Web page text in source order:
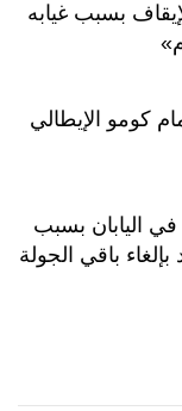
بسبب غيابه
كومو الإيطالي
في اليابان بسبب
بإلغاء باقي الجولة